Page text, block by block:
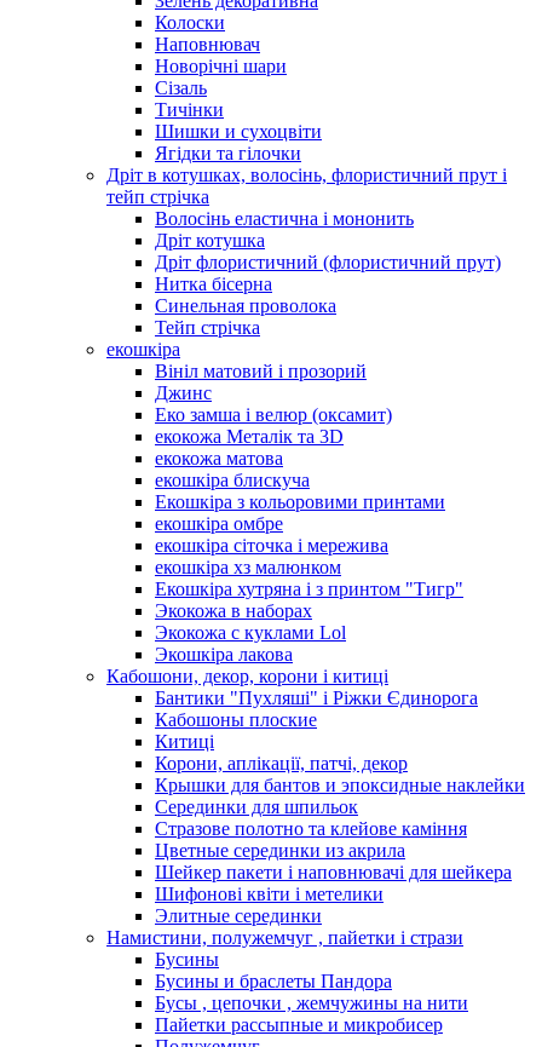
Колоски
Наповнювач
Новорічні шари
Сізаль
Тичінки
Шишки и сухоцвіти
Ягідки та гілочки
Дріт в котушках, волосінь, флористичний прут і
тейп стрічка
Волосінь еластична і мононить
Дріт котушка
Дріт флористичний (флористичний прут)
Нитка бісерна
Синельная проволока
Тейп стрічка
екошкіра
Вініл матовий і прозорий
Джинс
Еко замша і велюр (оксамит)
екокожа Металік та 3D
екокожа матова
екошкіра блискуча
Екошкіра з кольоровими принтами
екошкіра омбре
екошкіра сіточка і мережива
екошкіра хз малюнком
Екошкіра хутряна і з принтом "Тигр"
Экокожа в наборах
Экокожа с куклами Lol
Экошкiра лакова
Кабошони, декор, корони і китиці
Бантики "Пухляші" і Ріжки Єдинорога
Кабошоны плоские
Китиці
Корони, аплікації, патчі, декор
Крышки для бантов и эпоксидные наклейки
Серединки для шпильок
Стразове полотно та клейове каміння
Цветные серединки из акрила
Шейкер пакети і наповнювачі для шейкера
Шифонові квіти і метелики
Элитные серединки
Намистини, полужемчуг , пайетки і стрази
Бусины
Бусины и браслеты Пандора
Бусы , цепочки , жемчужины на нити
Пайетки рассыпные и микробисер